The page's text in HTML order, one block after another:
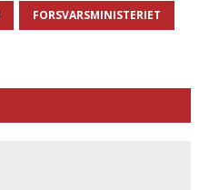
FORSVARSMINISTERIET